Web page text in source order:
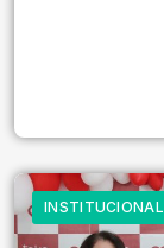
INSTITUCIONAL